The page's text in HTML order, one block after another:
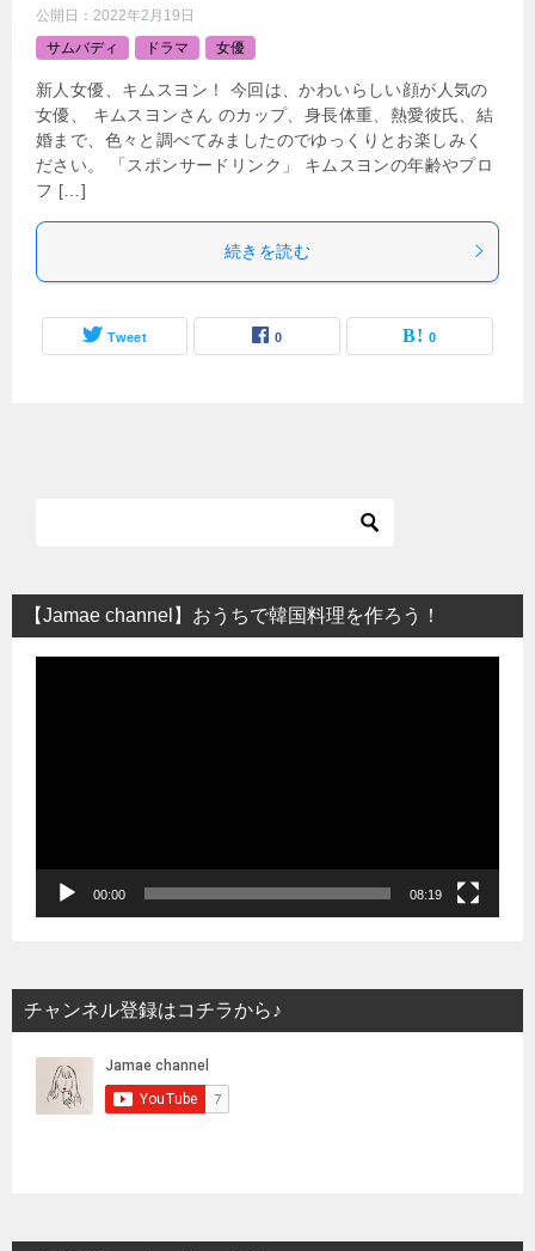
公開日： 2022年2月19日
サムバディ
ドラマ 女優
新人女優、キムスヨン！ 今回は、かわいらしい顔が人気の
女優、 キムスヨンさん のカップ、身長体重、熱愛彼氏、結
婚まで、色々と調べてみましたのでゆっくりとお楽しみく
ださい。 「スポンサードリンク」 キムスヨンの年齢やプロ
フ […]
続きを読む
Tweet 0 0
【Jamae channel】おうちで韓国料理を作ろう！
00:00 08:19
チャンネル登録はコチラから♪